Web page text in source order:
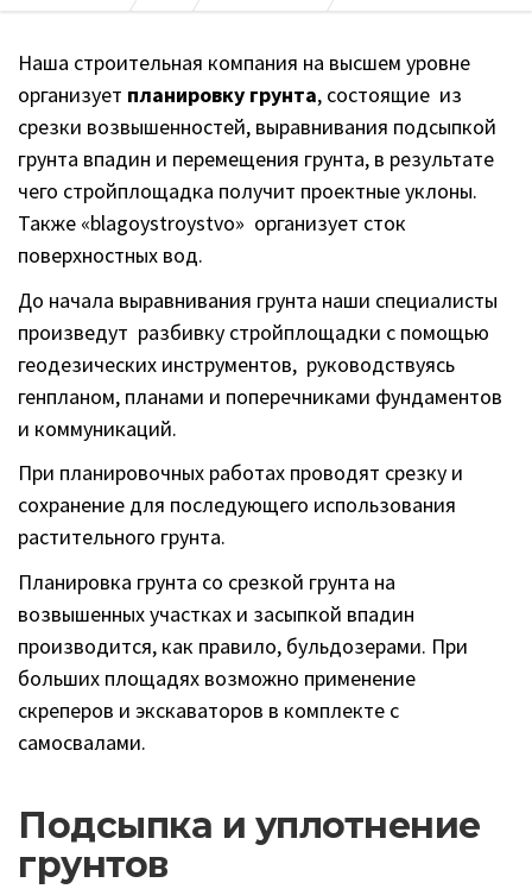
Наша строительная компания на высшем уровне
организует планировку грунта, состоящие из
срезки возвышенностей, выравнивания подсыпкой
грунта впадин и перемещения грунта, в результате
чего стройплощадка получит проектные уклоны.
Также «blagoystroystvo» организует сток
поверхностных вод.
До начала выравнивания грунта наши специалисты
произведут разбивку стройплощадки с помощью
геодезических инструментов, руководствуясь
генпланом, планами и поперечниками фундаментов
и коммуникаций.
При планировочных работах проводят срезку и
сохранение для последующего использования
растительного грунта.
Планировка грунта со срезкой грунта на
возвышенных участках и засыпкой впадин
производится, как правило, бульдозерами. При
больших площадях возможно применение
скреперов и экскаваторов в комплекте с
самосвалами.
Подсыпка и уплотнение
грунтов